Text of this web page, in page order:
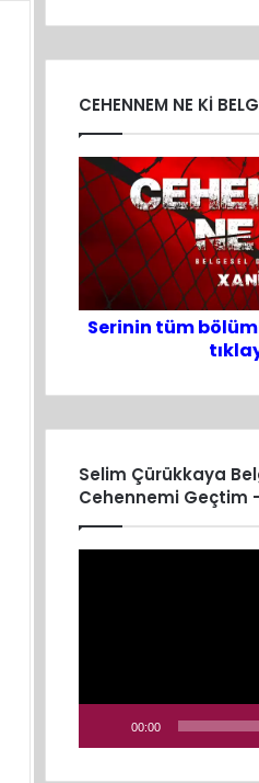
CEHENNEM NE Kİ
Serinin tüm
Selim Çürükkaya
Cehennemi Geçtim
00:00